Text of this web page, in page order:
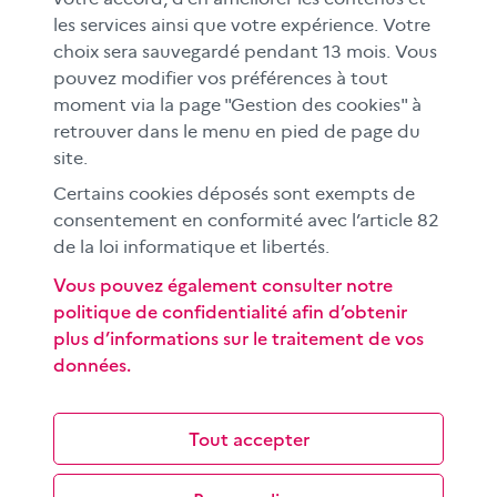
Le CLEMI
En académies
À l'international
CLEMI sup
Espace presse
Si vous souhaitez vous abonner gratuitement à la lettre
d'information mensuelle du CLEMI, cliquezici →
les services ainsi que votre expérience. Votre
choix sera sauvegardé pendant 13 mois. Vous
pouvez modifier vos préférences à tout
moment via la page "Gestion des cookies" à
retrouver dans le menu en pied de page du
site.
Certains cookies déposés sont exempts de
consentement en conformité avec l’article 82
de la loi informatique et libertés.
Tout accepter
Vous pouvez également consulter notre
politique de confidentialité afin d’obtenir
plus d’informations sur le traitement de vos
données.